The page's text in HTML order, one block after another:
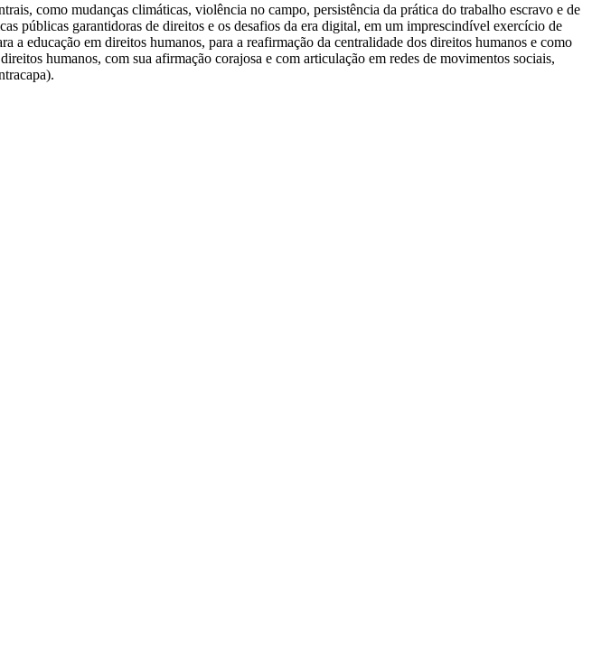
como mudanças climáticas, violência no campo, persistência da prática do trabalho escravo e de
públicas garantidoras de direitos e os desafios da era digital, em um imprescindível exercício de
educação em direitos humanos, para a reafirmação da centralidade dos direitos humanos e como
humanos, com sua afirmação corajosa e com articulação em redes de movimentos sociais,